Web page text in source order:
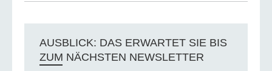
AUSBLICK: DAS ERWARTET SIE BIS
ZUM NÄCHSTEN NEWSLETTER